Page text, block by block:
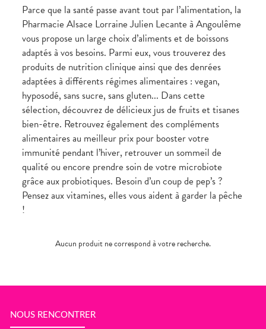
Irritations
Lavages
oculaires
Sécheresses
des yeux
- NEZ -
GORGE
Maux
de gorge
Rhumes
- état
grippaux
des
oreilles
Toux
Toux
sèches
SANTÉ-
NUTRITION
Etendre
Boissons
et
Aliments
SEVRAGE
TABAGIQUE
Etendre
Gommes
Pastilles
Patchs
Sprays
SOINSEtendre
Soins
dentaires
Bains de
bouche
Gencives
Hygiène
bucco-
dentaire
TROUBLES DE
LA
CIRCULATION
Etendre
Jambes
lourdes
Parce que la santé passe avant tout par l’alimentation, la
Pharmacie Alsace Lorraine Julien Lecante à Angoulême
vous propose un large choix d’aliments et de boissons
adaptés à vos besoins. Parmi eux, vous trouverez des
produits de nutrition clinique ainsi que des denrées
adaptées à différents régimes alimentaires : vegan,
hyposodé, sans sucre, sans gluten... Dans cette
sélection, découvrez de délicieux jus de fruits et tisanes
bien-être. Retrouvez également des compléments
alimentaires au meilleur prix pour booster votre
immunité pendant l’hiver, retrouver un sommeil de
qualité ou encore prendre soin de votre microbiote
grâce aux probiotiques. Besoin d’un coup de pep’s ?
Pensez aux vitamines, elles vous aident à garder la pêche
!
Aucun produit ne correspond à votre recherche.
NOUS RENCONTRER